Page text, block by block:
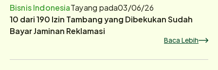
Bisnis IndonesiaTayang pada03/06/26
10 dari 190 Izin Tambang yang Dibekukan Sudah
Bayar Jaminan Reklamasi
Baca Lebih